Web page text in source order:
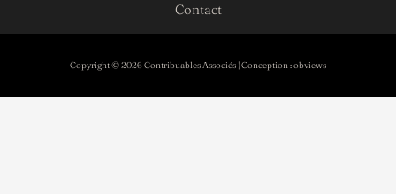
Contact
Copyright © 2026 Contribuables Associés | Conception :obviews